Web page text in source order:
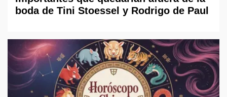
boda de Tini Stoessel y Rodrigo de Paul